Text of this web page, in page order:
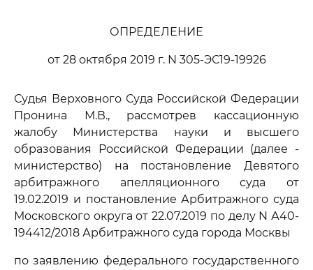
ОПРЕДЕЛЕНИЕ
от 28 октября 2019 г. N 305-ЭС19-19926
Судья Верховного Суда Российской Федерации
Пронина М.В., рассмотрев кассационную
жалобу Министерства науки и высшего
образования Российской Федерации (далее -
министерство) на постановление Девятого
арбитражного апелляционного суда от
19.02.2019 и постановление Арбитражного суда
Московского округа от 22.07.2019 по делу N А40-
194412/2018 Арбитражного суда города Москвы
по заявлению федерального государственного